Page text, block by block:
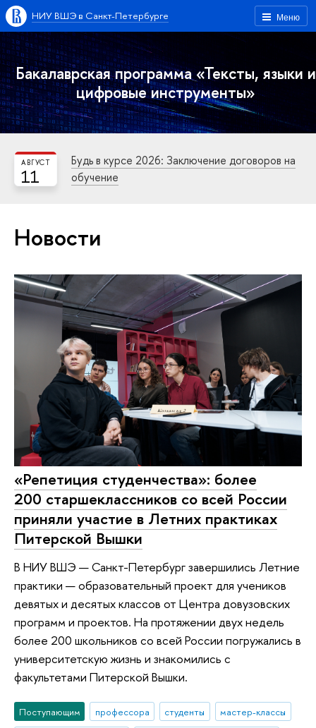
Меню
НИУ ВШЭ в Санкт-Петербурге
Бакалаврская программа «Тексты, языки и
цифровые инструменты»
11
АВГУСТ
Будь в курсе 2026: Заключение договоров на
обучение
Новости
«Репетиция студенчества»: более
200 старшеклассников со всей России
приняли участие в Летних практиках
Питерской Вышки
В НИУ ВШЭ — Санкт-Петербург завершились Летние
практики — образовательный проект для учеников
девятых и десятых классов от Центра довузовских
программ и проектов. На протяжении двух недель
более 200 школьников со всей России погружались в
университетскую жизнь и знакомились с
факультетами Питерской Вышки.
Поступающим профессора студенты
мастер-классы